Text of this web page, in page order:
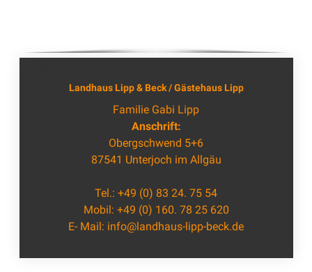
Landhaus Lipp & Beck / Gästehaus Lipp
Familie Gabi Lipp
Anschrift:
Obergschwend 5+6
87541 Unterjoch im Allgäu
⁣Tel.: +49 (0) 83 24. 75 54
⁣⁣Mobil: +49 (0) 160. 78 25 620
⁣E- Mail: info@landhaus-lipp-beck.de